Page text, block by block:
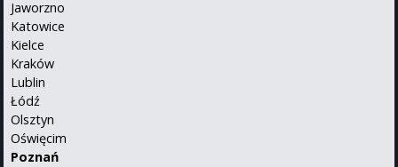
Jaworzno
Katowice
Kielce
Kraków
Lublin
Łódź
Olsztyn
Oświęcim
Poznań